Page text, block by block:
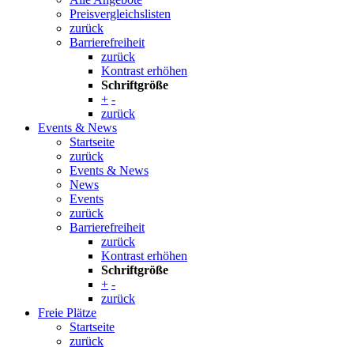
Preisvergleichslisten
zurück
Barrierefreiheit
zurück
Kontrast erhöhen
Schriftgröße
+ -
zurück
Events & News
Startseite
zurück
Events & News
News
Events
zurück
Barrierefreiheit
zurück
Kontrast erhöhen
Schriftgröße
+ -
zurück
Freie Plätze
Startseite
zurück